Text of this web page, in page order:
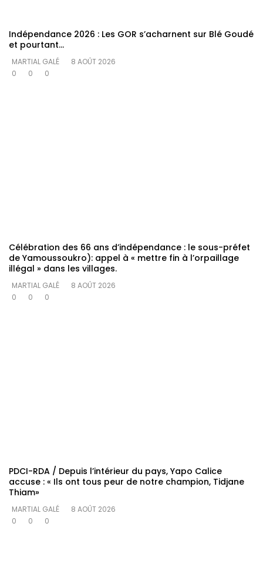
Indépendance 2026 : Les GOR s’acharnent sur Blé Goudé
et pourtant…
MARTIAL GALÉ
8 AOÛT 2026
0
0 0
Célébration des 66 ans d’indépendance : le sous-préfet
de Yamoussoukro): appel à « mettre fin à l’orpaillage
illégal » dans les villages.
MARTIAL GALÉ
8 AOÛT 2026
0
0 0
PDCI-RDA / Depuis l’intérieur du pays, Yapo Calice
accuse : « Ils ont tous peur de notre champion, Tidjane
Thiam»
MARTIAL GALÉ
8 AOÛT 2026
0
0 0